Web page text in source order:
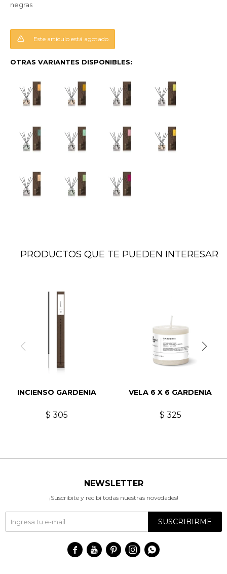
negras
Este artículo está agotado.
OTRAS VARIANTES DISPONIBLES:
PRODUCTOS QUE TE PUEDEN INTERESAR
INCIENSO GARDENIA
$ 305
VELA 6 X 6 GARDENIA
$ 325
NEWSLETTER
¡Suscribite y recibí todas nuestras novedades!
SUSCRIBIRME
    